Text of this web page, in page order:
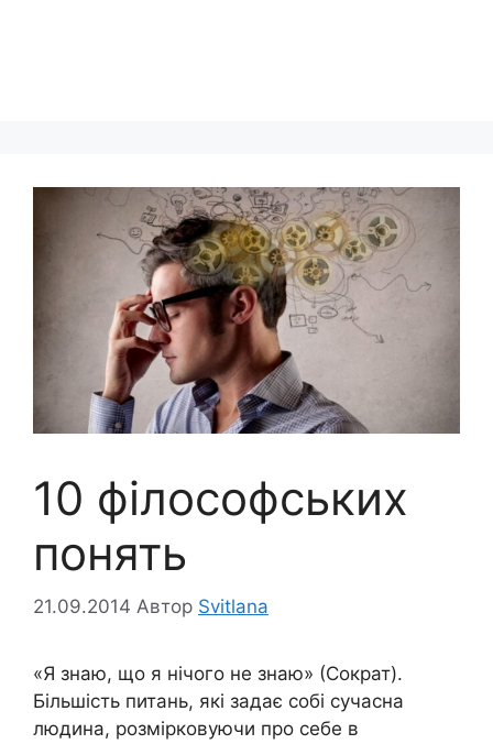
10 філософських
понять
21.09.2014 Автор Svitlana
«Я знаю, що я нічого не знаю» (Сократ).
Більшість питань, які задає собі сучасна
людина, розмірковуючи про себе в